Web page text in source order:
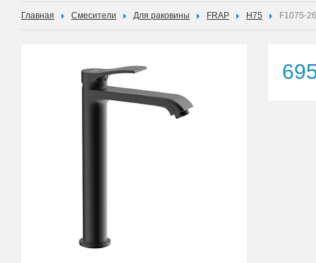
Главная Смесители Для раковины FRAP H75 F1075-26